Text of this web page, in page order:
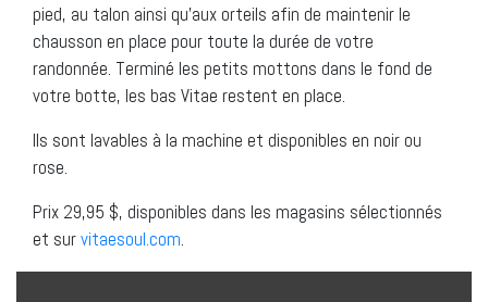
pied, au talon ainsi qu’aux orteils afin de maintenir le
chausson en place pour toute la durée de votre
randonnée. Terminé les petits mottons dans le fond de
votre botte, les bas Vitae restent en place.
Ils sont lavables à la machine et disponibles en noir ou
rose.
Prix 29,95 $, disponibles dans les magasins sélectionnés
et survitaesoul.com.